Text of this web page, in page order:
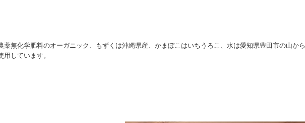
薬無化学肥料のオーガニック、もずくは沖縄県産、かまぼこはいちうろこ、水は愛知県豊田市の山から
しています。